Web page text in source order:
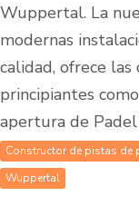
Wuppertal. La
modernas
calidad, ofrece
principiantes
apertura de
Constructor de pistas de
Wuppertal